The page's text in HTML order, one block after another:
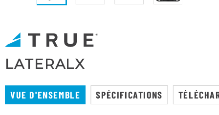
LATERALX
VUE D'ENSEMBLE SPÉCIFICATIONS